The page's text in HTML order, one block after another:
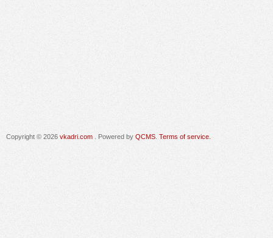
Copyright © 2026 vkadri.com . Powered by QCMS Terms of service.